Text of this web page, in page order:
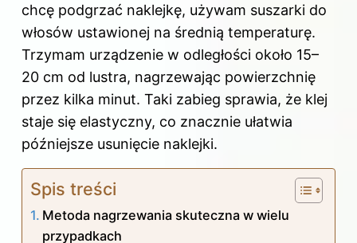
chcę podgrzać naklejkę, używam suszarki do
włosów ustawionej na średnią temperaturę.
Trzymam urządzenie w odległości około 15–
20 cm od lustra, nagrzewając powierzchnię
przez kilka minut. Taki zabieg sprawia, że klej
staje się elastyczny, co znacznie ułatwia
późniejsze usunięcie naklejki.
Spis treści
Metoda nagrzewania skuteczna w wielu
przypadkach